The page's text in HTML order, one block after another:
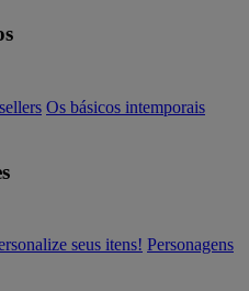
Os básicos intemporais
seus itens! Personagens